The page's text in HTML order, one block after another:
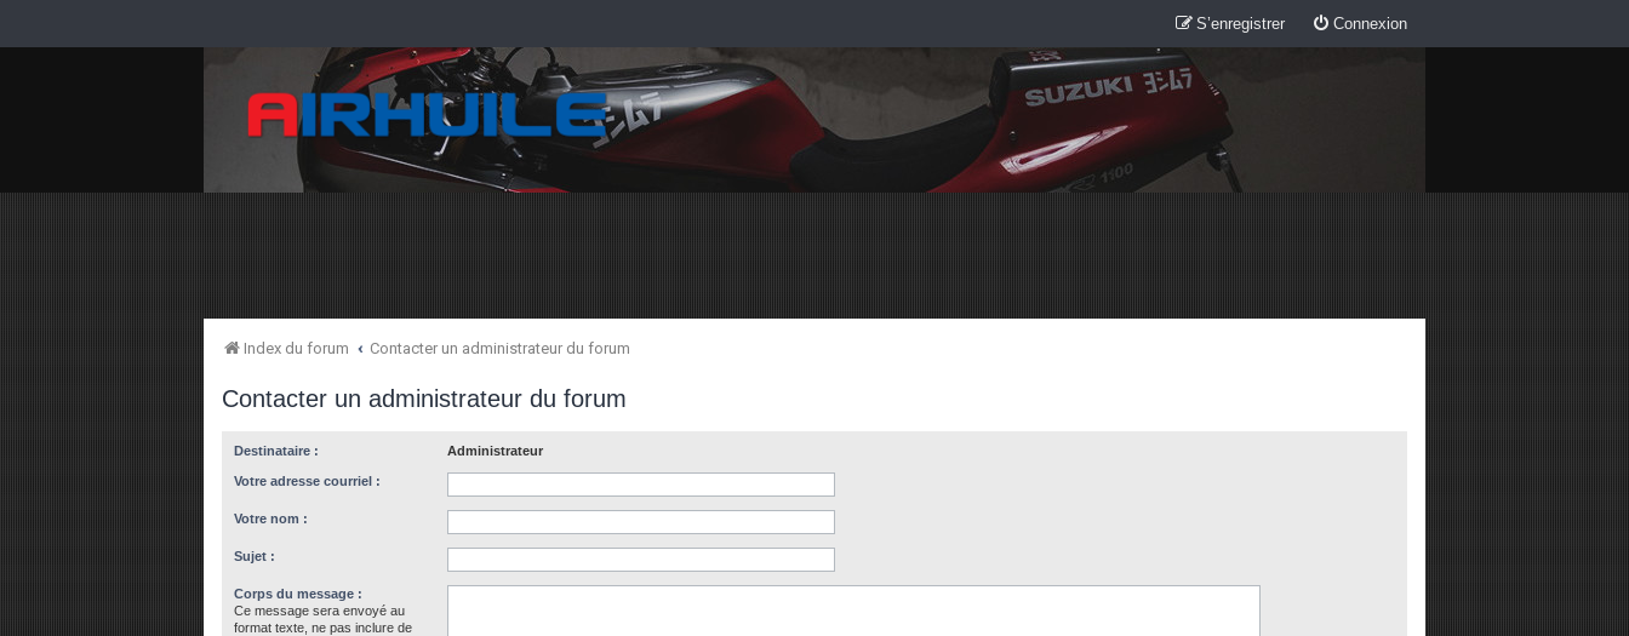
Connexion
S’enregistrer
Index du forum Contacter un administrateur du forum
Contacter un administrateur du forum
Destinataire : Administrateur
Votre adresse courriel :
Votre nom :
Sujet :
Corps du message :
Ce message sera envoyé au
format texte, ne pas inclure de